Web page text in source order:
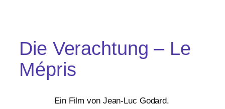
Die Verachtung – Le
Mépris
Ein Film von Jean-Luc Godard.